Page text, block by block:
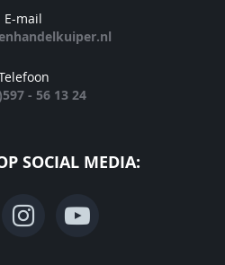
E-mail
- 56 13 24
SOCIAL MEDIA: